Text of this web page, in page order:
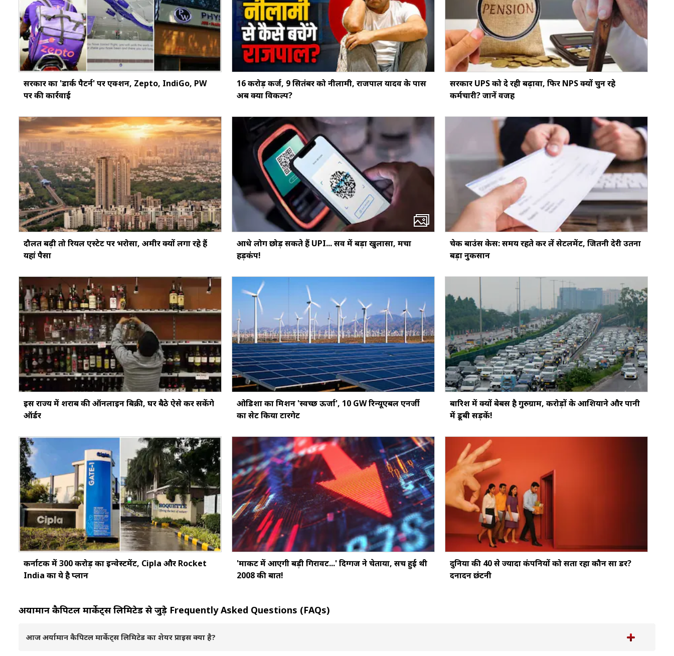
सरकार का 'डार्क पैटर्न' पर एक्शन, Zepto, IndiGo, PW
पर की कार्रवाई
16 करोड़ कर्ज, 9 सितंबर को नीलामी, राजपाल यादव के पास
अब क्या विकल्प?
सरकार UPS को दे रही बढ़ावा, फिर NPS क्यों चुन रहे
कर्मचारी? जानें वजह
दौलत बढ़ी तो रियल एस्टेट पर भरोसा, अमीर क्यों लगा रहे हैं
यहां पैसा
आधे लोग छोड़ सकते हैं UPI... सर्वे में बड़ा खुलासा, मचा
हड़कंप!
चेक बाउंस केस: समय रहते कर लें सेटलमेंट, जितनी देरी उतना
बड़ा नुकसान
इस राज्य में शराब की ऑनलाइन बिक्री, घर बैठे ऐसे कर सकेंगे
ऑर्डर
ओडिशा का मिशन 'स्वच्छ ऊर्जा', 10 GW रिन्यूएबल एनर्जी
का सेट किया टारगेट
बारिश में क्यों बेबस है गुरुग्राम, करोड़ों के आशियाने और पानी
में डूबी सड़कें!
कर्नाटक में ₹300 करोड़ का इन्वेस्टमेंट, Cipla और Rocket
India का ये है प्लान
'मार्केट में आएगी बड़ी गिरावट...' दिग्‍गज ने चेताया, सच हुई थी
2008 की बात!
दुनिया की 40 से ज्यादा कंपनियों को सता रहा कौन सा डर?
दनादन छंटनी
अर्यामान कैपिटल मार्केट्स लिमिटेड से जुड़े Frequently Asked Questions (FAQs)
आज अर्यामान कैपिटल मार्केट्स लिमिटेड का शेयर प्राइस क्या है?